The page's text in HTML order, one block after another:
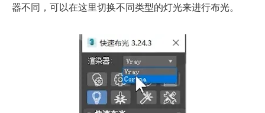
器不同，可以在这里切换不同类型的灯光来进行布光。